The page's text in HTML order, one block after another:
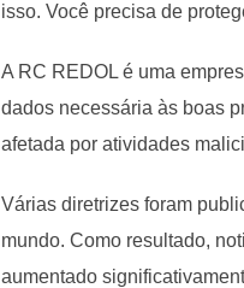
isso. Você precisa de
A RC REDOL é uma
dados necessária às boas
afetada por atividades
Várias diretrizes foram
mundo. Como resultado,
aumentado